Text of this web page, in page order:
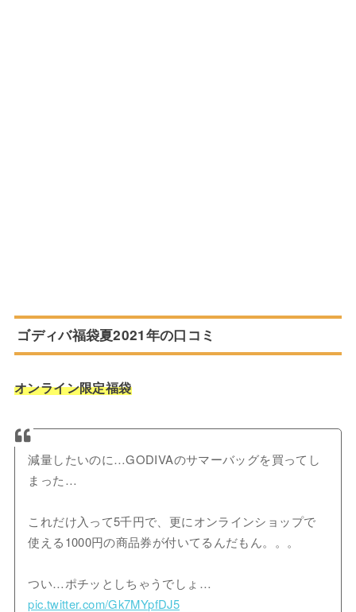
ゴディバ福袋夏2021年の口コミ
オンライン限定福袋
減量したいのに…GODIVAのサマーバッグを買ってし
まった…
これだけ入って5千円で、更にオンラインショップで
使える1000円の商品券が付いてるんだもん。。。
つい…ポチッとしちゃうでしょ…
pic.twitter.com/Gk7MYpfDJ5